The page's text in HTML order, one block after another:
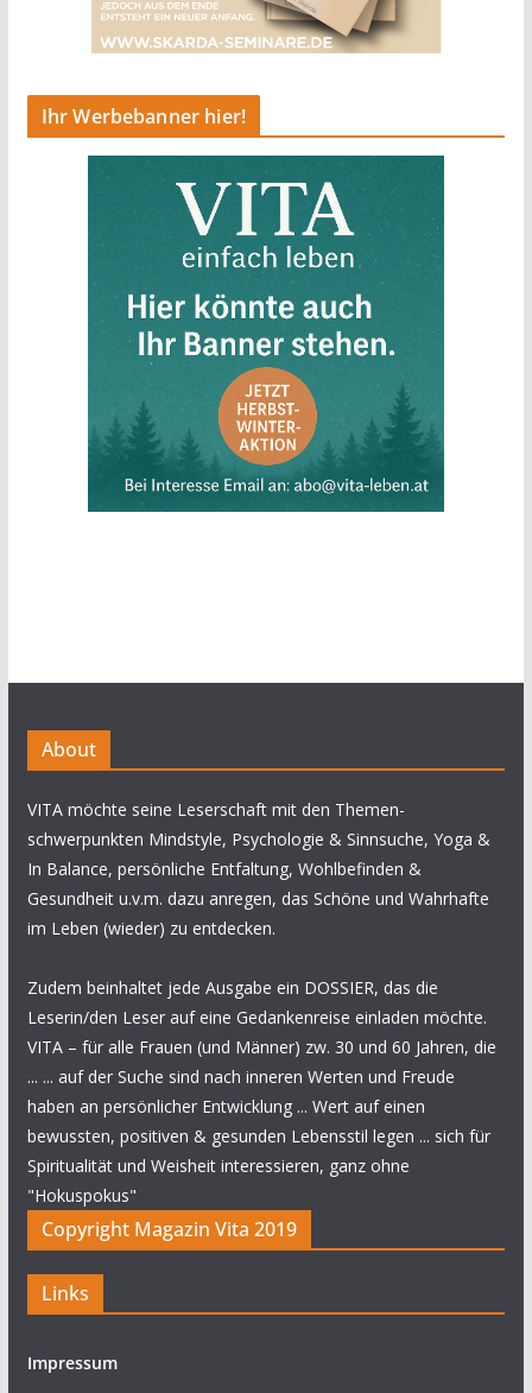
Ihr Werbebanner hier!
About
VITA möchte seine Leserschaft mit den Themen-
schwerpunkten Mindstyle, Psychologie & Sinnsuche, Yoga &
In Balance, persönliche Entfaltung, Wohlbefinden &
Gesundheit u.v.m. dazu anregen, das Schöne und Wahrhafte
im Leben (wieder) zu entdecken.
Zudem beinhaltet jede Ausgabe ein DOSSIER, das die
Leserin/den Leser auf eine Gedankenreise einladen möchte.
VITA – für alle Frauen (und Männer) zw. 30 und 60 Jahren, die
... ... auf der Suche sind nach inneren Werten und Freude
haben an persönlicher Entwicklung ... Wert auf einen
bewussten, positiven & gesunden Lebensstil legen ... sich für
Spiritualität und Weisheit interessieren, ganz ohne
"Hokuspokus"
Copyright Magazin Vita 2019
Links
Impressum